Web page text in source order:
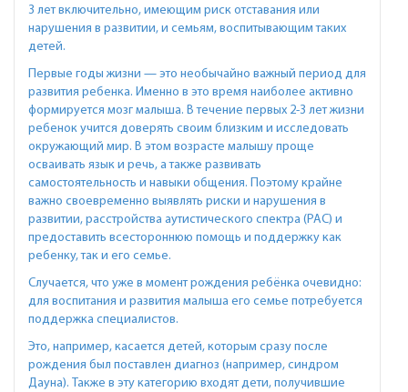
3 лет включительно, имеющим риск отставания или
нарушения в развитии, и семьям, воспитывающим таких
детей.
Первые годы жизни — это необычайно важный период для
развития ребенка. Именно в это время наиболее активно
формируется мозг малыша. В течение первых 2-3 лет жизни
ребенок учится доверять своим близким и исследовать
окружающий мир. В этом возрасте малышу проще
осваивать язык и речь, а также развивать
самостоятельность и навыки общения. Поэтому крайне
важно своевременно выявлять риски и нарушения в
развитии, расстройства аутистического спектра (РАС) и
предоставить всестороннюю помощь и поддержку как
ребенку, так и его семье.
Случается, что уже в момент рождения ребёнка очевидно:
для воспитания и развития малыша его семье потребуется
поддержка специалистов.
Это, например, касается детей, которым сразу после
рождения был поставлен диагноз (например, синдром
Дауна). Также в эту категорию входят дети, получившие